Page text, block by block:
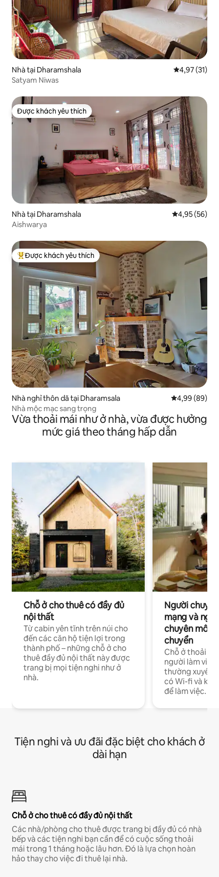
Nhà tại Dharamshala Xếp hạng
4,97 (31)
Satyam Niwas
Được khách yêu thích
Được khách yêu thích
Nhà tại Dharamshala Xếp hạng
4,95 (56)
Aishwarya
Được khách yêu thích nhất
Được khách yêu thích
Nhà nghỉ thôn dã tại Dharamsala Xếp hạng
4,99 (89)
Nhà mộc mạc sang trọng
Vừa thoải mái như ở nhà, vừa được hưởng
mức giá theo tháng hấp dẫn
Chỗ ở cho thuê có đầy đủ
nội thất
Từ cabin yên tĩnh trên núi cho
đến các căn hộ tiện lợi trong
thành phố – những chỗ ở cho
thuê đầy đủ nội thất này được
trang bị mọi tiện nghi như ở
nhà.
Người
mạng và
chuyên môn
chuyển
Chỗ ở thoải
người làm việc
thường xuyên
có Wi-fi và
để làm việc.
Tiện nghi và ưu đãi đặc biệt cho khách ở
dài hạn
Chỗ ở cho thuê có đầy đủ nội thất
Các nhà/phòng cho thuê được trang bị đầy đủ có nhà
bếp và các tiện nghi bạn cần để có cuộc sống thoải
mái trong 1 tháng hoặc lâu hơn. Đó là lựa chọn hoàn
hảo thay cho việc đi thuê lại nhà.